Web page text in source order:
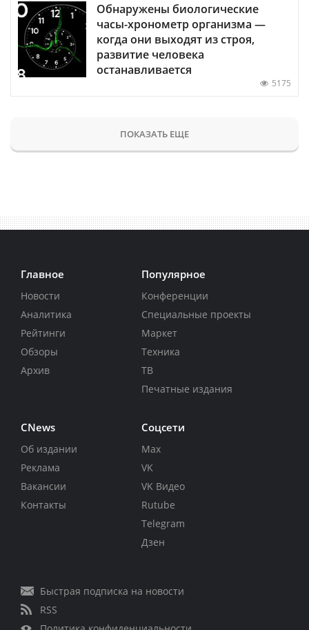
Обнаружены биологические
часы-хронометр организма —
когда они выходят из строя,
развитие человека
останавливается
5175
ПОКАЗАТЬ ЕЩЕ
Главное
Новости
Аналитика
Рейтинги
Обзоры
Архив
Популярное
Конференции
Специальные проекты
Маркет
Техника
ТВ
Печатные издания
CNews
Об издании
Реклама
Вакансии
Контакты
Соцсети
Max
VK
VK Видео
Rutube
Telegram
Дзен
Быстрая подписка на новости
RSS